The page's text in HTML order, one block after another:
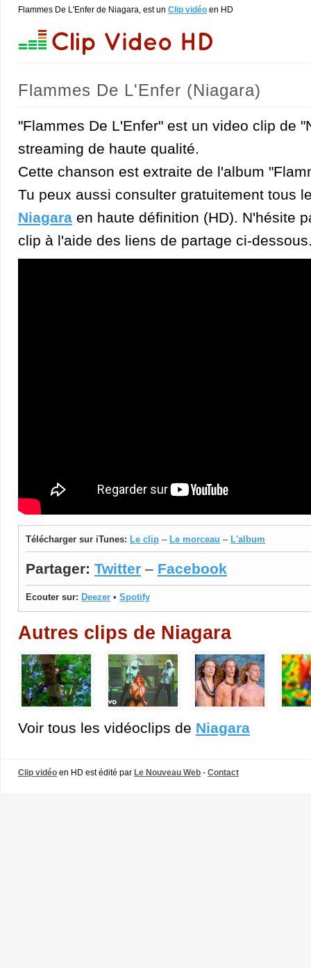
Flammes De L'Enfer de Niagara, est un Clip vidéo en HD
Flammes De L'Enfer (Niagara)
"Flammes De L'Enfer" est un video clip de
streaming de haute qualité.
Cette chanson est extraite de l'album
Tu peux aussi consulter gratuitement tous
Niagara en haute définition (HD). N'hésite
clip à l'aide des liens de partage ci-
Télécharger sur iTunes: Le clip – Le morceau – L'album
Partager: Twitter – Facebook
Ecouter sur: Deezer • Spotify
Autres clips de Niagara
Voir tous les vidéoclips de Niagara
Clip vidéo en HD est édité par Le Nouveau Web - Contact